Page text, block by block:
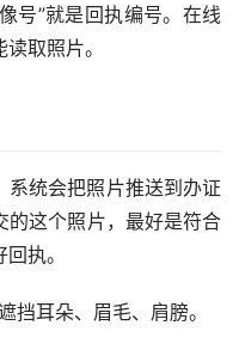
号”就是回执编号。在线
取照片。
系统会把照片推送到办证
的这个照片，最好是符合
执。
挡耳朵、眉毛、肩膀。